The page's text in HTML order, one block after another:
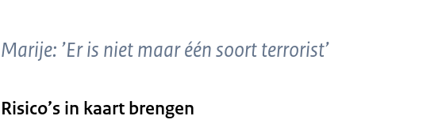
Marije: ’Er is niet maar één soort terrorist’
Risico’s in kaart brengen